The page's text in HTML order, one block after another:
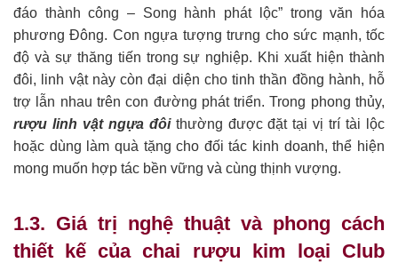
đáo thành công – Song hành phát lộc” trong văn hóa
phương Đông. Con ngựa tượng trưng cho sức mạnh, tốc
độ và sự thăng tiến trong sự nghiệp. Khi xuất hiện thành
đôi, linh vật này còn đại diện cho tinh thần đồng hành, hỗ
trợ lẫn nhau trên con đường phát triển. Trong phong thủy,
rượu linh vật ngựa đôithường được đặt tại vị trí tài lộc
hoặc dùng làm quà tặng cho đối tác kinh doanh, thể hiện
mong muốn hợp tác bền vững và cùng thịnh vượng.
1.3. Giá trị nghệ thuật và phong cách
thiết kế của chai rượu kim loại Club